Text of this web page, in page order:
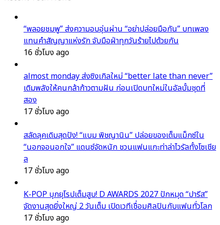
“พลอยชมพู” ส่งความอบอุ่นผ่าน “อย่าปล่อยมือกัน” บทเพลง
แทนคำสัญญาแห่งรัก จับมือฝ่าทุกวันร้ายไปด้วยกัน
16 ชั่วโมง ago
almost monday ส่งซิงเกิลใหม่ “better late than never”
เติมพลังให้คนกล้าก้าวตามฝัน ก่อนเปิดบทใหม่ในอัลบั้มชุดที่
สอง
17 ชั่วโมง ago
สลัดลุคเดิมสุดปัง! “แบม พิชญานิน” ปล่อยของเต็มแม็กซ์ใน
“นอกจอนอกใจ” แดนซ์จัดหนัก ชวนแฟนแกะท่าล่าไวรัลทั้งโซเชีย
ล
17 ชั่วโมง ago
K-POP บุกยุโรปเต็มสูบ! D AWARDS 2027 ปักหมุด “ปารีส”
จัดงานสุดยิ่งใหญ่ 2 วันเต็ม เปิดเวทีเชื่อมศิลปินกับแฟนทั่วโลก
17 ชั่วโมง ago